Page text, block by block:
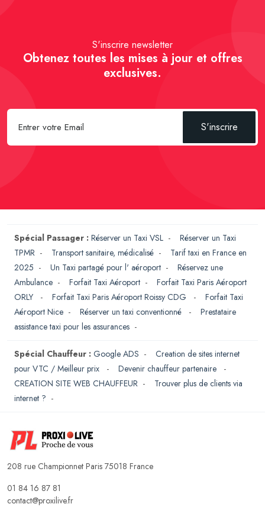
S'inscrire newsletter
Obtenez toutes les mises à jour et offres
exclusives.
S'inscrire
Spécial Passager : Réserver un Taxi VSL - Réserver un Taxi
TPMR - Transport sanitaire, médicalisé - Tarif taxi en France en
2025 - Un Taxi partagé pour l' aéroport - Réservez une
Ambulance - Forfait Taxi Aéroport - Forfait Taxi Paris Aéroport
ORLY
- Forfait Taxi Paris Aéroport Roissy CDG - Forfait Taxi
Aéroport Nice - Réserver un taxi conventionné - Prestataire
assistance taxi pour les assurances -
Spécial Chauffeur : Google ADS - Creation de sites internet
pour VTC / Meilleur prix
- Devenir chauffeur partenaire
-
CREATION SITE WEB CHAUFFEUR - Trouver plus de clients via
internet ? -
208 rue Championnet Paris 75018 France
01 84 16 87 81
contact@proxilive.fr